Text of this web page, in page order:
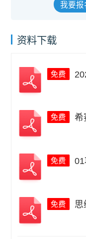
我要报
资料下载
希
思